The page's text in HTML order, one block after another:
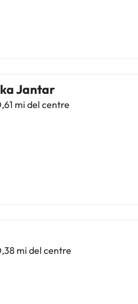
Jantar
mi del centre
mi del centre